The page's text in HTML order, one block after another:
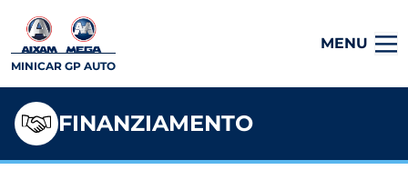
MINICAR GP AUTO
MENU
FINANZIAMENTO